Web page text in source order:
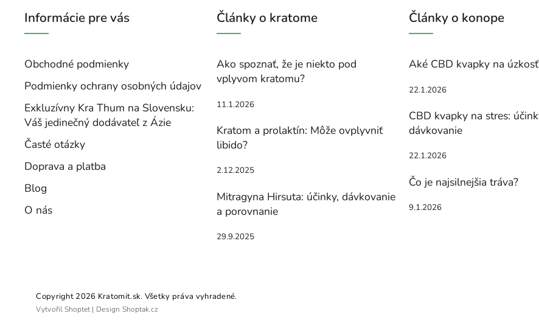
Informácie pre vás
Obchodné podmienky
Podmienky ochrany osobných údajov
Exkluzívny Kra Thum na Slovensku:
Váš jedinečný dodávateľ z Ázie
Časté otázky
Doprava a platba
Blog
O nás
Články o kratome
Ako spoznať, že je niekto pod
vplyvom kratomu?
11.1.2026
Kratom a prolaktín: Môže ovplyvniť
libido?
2.12.2025
Mitragyna Hirsuta: účinky, dávkovanie
a porovnanie
29.9.2025
Články o konope
Aké CBD kvapky na
22.1.2026
CBD kvapky na stres:
dávkovanie
22.1.2026
Čo je najsilnejšia tráva?
9.1.2026
Copyright 2026 Kratomit.sk. Všetky práva vyhradené.
VytvořilShoptet | DesignShoptak.cz